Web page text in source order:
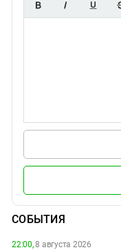
СОБЫТИЯ
22:00,8 августа 2026